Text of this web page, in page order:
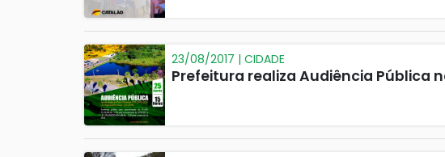
23/08/2017 | CIDADE
Prefeitura realiza Audiência Pública